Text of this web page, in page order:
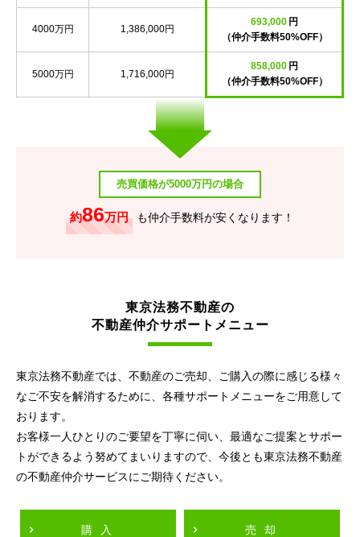
4000万円 1,386,000円
693,000 円
（仲介手数料50%OFF）
5000万円 1,716,000円
858,000 円
（仲介手数料50%OFF）
売買価格が5000万円の場合
約86万円 も仲介手数料が安くなります！
東京法務不動産の
不動産仲介サポートメニュー
東京法務不動産では、不動産のご売却、ご購入の際に感じる様々
なご不安を解消するために、各種サポートメニューをご用意して
おります。
お客様一人ひとりのご要望を丁寧に伺い、最適なご提案とサポー
トができるよう努めてまいりますので、今後とも東京法務不動産
の不動産仲介サービスにご期待ください。
購入 売却